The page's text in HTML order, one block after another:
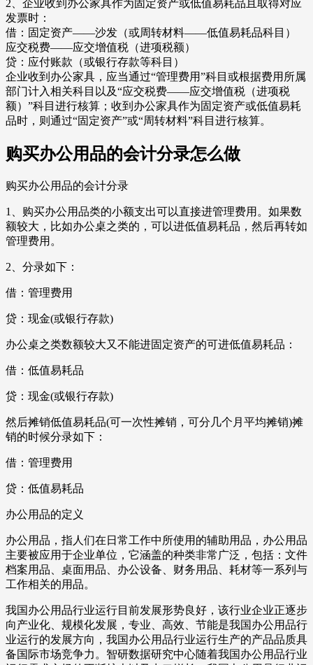
2、企业收到办公家具作为固定资产或低值易耗品且取得对应
发票时：
借：固定资产——沙发（或周转材料——低值易耗品科目）
应交税费——应交增值税（进项税额）
贷：应付账款（或银行存款等科目）
企业收到办公家具，应当通过“管理费用”科目或根据费用所属
部门计入相关科目以及“应交税费——应交增值税（进项税
额）”科目进行核算；收到办公家具作为固定资产或低值易耗
品时，则通过“固定资产”或“周转材料”科目进行核算。
购买办公用品的会计分录怎么做
购买办公用品的会计分录
1、购买办公用品类的小额支出可以直接进管理费用。如果数
额较大，比如办公桌之类的，可以进低值易耗品，然后再转如
管理费用。
2、分录如下：
借：管理费用
贷：现金(或银行存款)
办公桌之类数额较大又不能进固定资产的可进低值易耗品：
借：低值易耗品
贷：现金(或银行存款)
然后摊销低值易耗品(可一次性摊销，可分几个月平均摊销)摊
销的时候分录如下：
借：管理费用
贷：低值易耗品
办公用品的定义
办公用品，指人们在日常工作中所使用的辅助用品，办公用品
主要被应用于企业单位，它涵盖的种类非常广泛，包括：文件
档案用品、桌面用品、办公设备、财务用品、耗材等一系列与
工作相关的用品。
我国办公用品行业运行目前发展形势良好，该行业企业正逐步
向产业化、规模化发展，专业、高效、节能是我国办公用品行
业运行的发展方向，我国办公用品行业运行生产的产品品质具
备国际市场竞争力。智研数据研究中心随着我国办公用品行业